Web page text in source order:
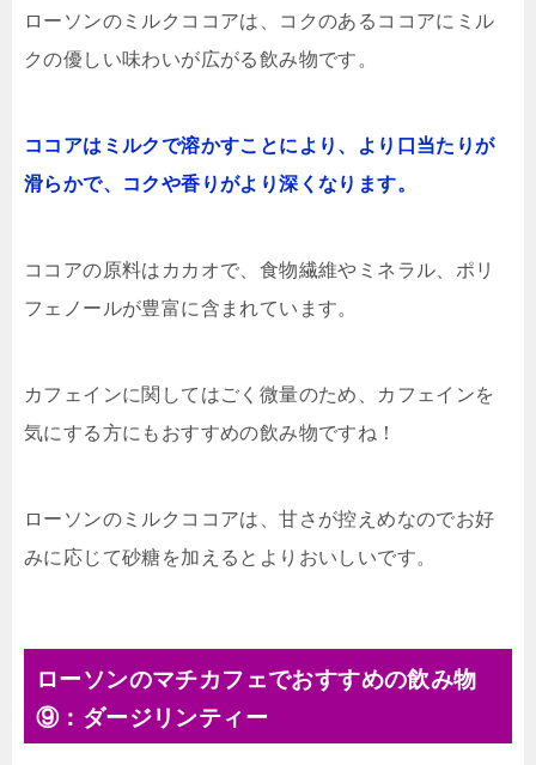
ローソンのミルクココアは、コクのあるココアにミル
クの優しい味わいが広がる飲み物です。
ココアはミルクで溶かすことにより、より口当たりが
滑らかで、コクや香りがより深くなります。
ココアの原料はカカオで、食物繊維やミネラル、ポリ
フェノールが豊富に含まれています。
カフェインに関してはごく微量のため、カフェインを
気にする方にもおすすめの飲み物ですね！
ローソンのミルクココアは、甘さが控えめなのでお好
みに応じて砂糖を加えるとよりおいしいです。
ローソンのマチカフェでおすすめの飲み物
⑨：ダージリンティー